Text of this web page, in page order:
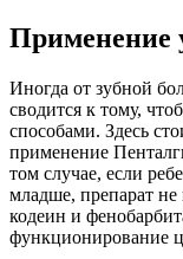
Применение
Иногда от зубной
сводится к тому,
способами. Здесь
применение
том случае, если
младше, препарат
кодеин и
функционирование